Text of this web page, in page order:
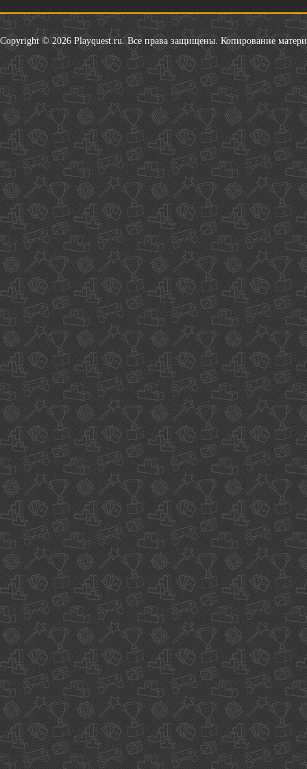
Copyright © 2026 Playquest.ru. Все права защищены. Копирование